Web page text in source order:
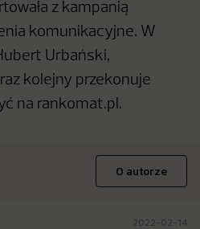
z kampanią
komunikacyjne. W
Urbański,
kolejny przekonuje
na rankomat.pl.
O autorze
2022-02-14